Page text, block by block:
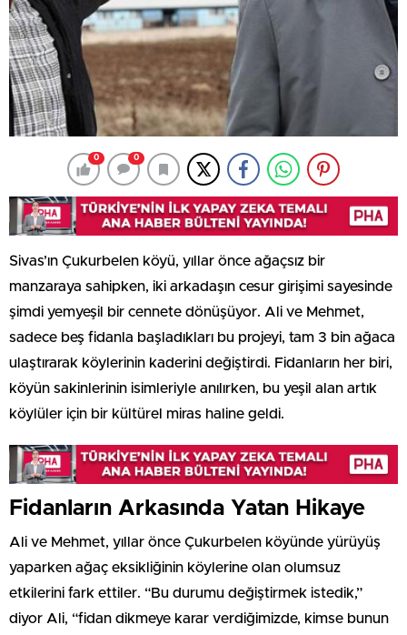
0 0
Sivas’ın Çukurbelen köyü, yıllar önce ağaçsız bir
manzaraya sahipken, iki arkadaşın cesur girişimi sayesinde
şimdi yemyeşil bir cennete dönüşüyor. Ali ve Mehmet,
sadece beş fidanla başladıkları bu projeyi, tam 3 bin ağaca
ulaştırarak köylerinin kaderini değiştirdi. Fidanların her biri,
köyün sakinlerinin isimleriyle anılırken, bu yeşil alan artık
köylüler için bir kültürel miras haline geldi.
Fidanların Arkasında Yatan Hikaye
Ali ve Mehmet, yıllar önce Çukurbelen köyünde yürüyüş
yaparken ağaç eksikliğinin köylerine olan olumsuz
etkilerini fark ettiler. “Bu durumu değiştirmek istedik,”
diyor Ali, “fidan dikmeye karar verdiğimizde, kimse bunun